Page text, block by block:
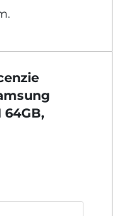
64GB,